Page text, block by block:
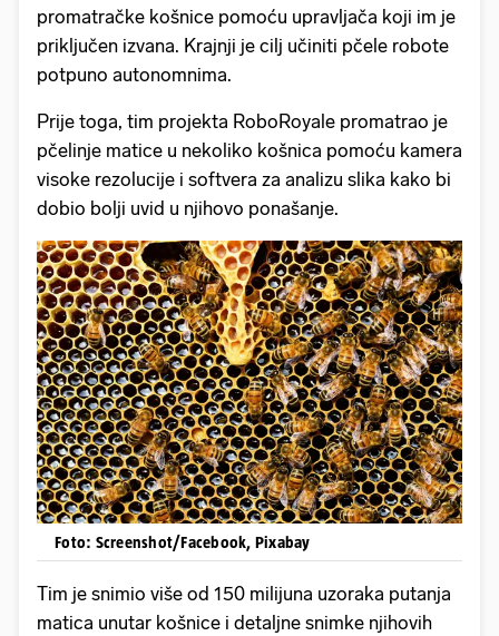
promatračke košnice pomoću upravljača koji im je
priključen izvana. Krajnji je cilj učiniti pčele robote
potpuno autonomnima.
Prije toga, tim projekta RoboRoyale promatrao je
pčelinje matice u nekoliko košnica pomoću kamera
visoke rezolucije i softvera za analizu slika kako bi
dobio bolji uvid u njihovo ponašanje.
Foto: Screenshot/Facebook, Pixabay
Tim je snimio više od 150 milijuna uzoraka putanja
matica unutar košnice i detaljne snimke njihovih